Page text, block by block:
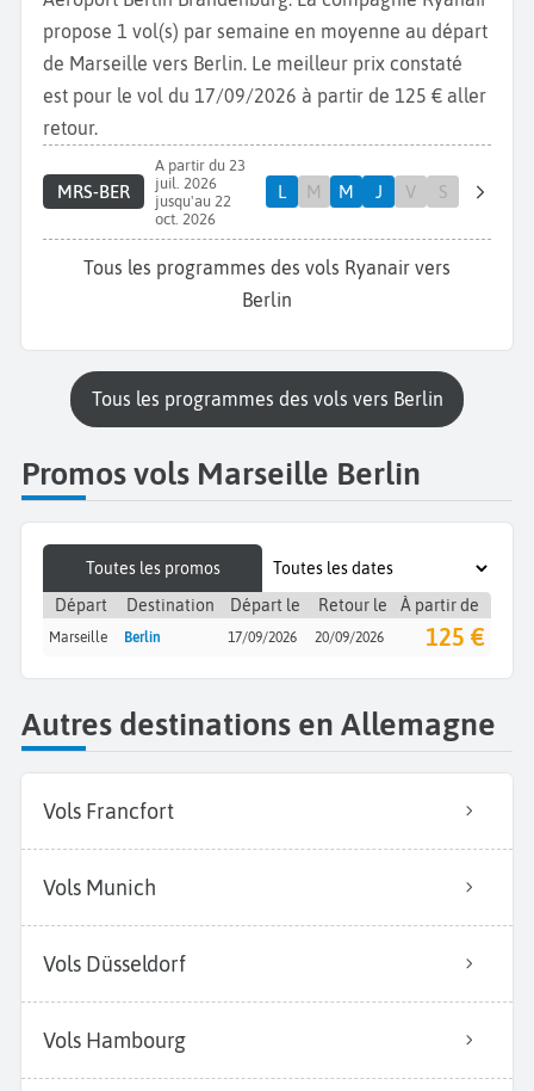
propose 1 vol(s) par semaine en moyenne au départ
de Marseille vers Berlin. Le meilleur prix constaté
est pour le vol du 17/09/2026 à partir de 125 € aller
retour.
MRS-BER
A partir du 23
juil. 2026
jusqu'au 22
oct. 2026
L M M J V S
Tous les programmes des vols Ryanair vers
Berlin
Tous les programmes des vols vers Berlin
Promos vols Marseille Berlin
Toutes les promos
Départ
Destination Départ le Retour le À partir de
Marseille Berlin 17/09/2026 20/09/2026 125 €
Autres destinations en Allemagne
Vols Francfort
Vols Munich
Vols Düsseldorf
Vols Hambourg